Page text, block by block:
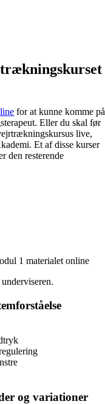
for at kunne komme på
Eller du skal før
live,
Et af disse kurser
den resterende
1 materialet online
og variationer